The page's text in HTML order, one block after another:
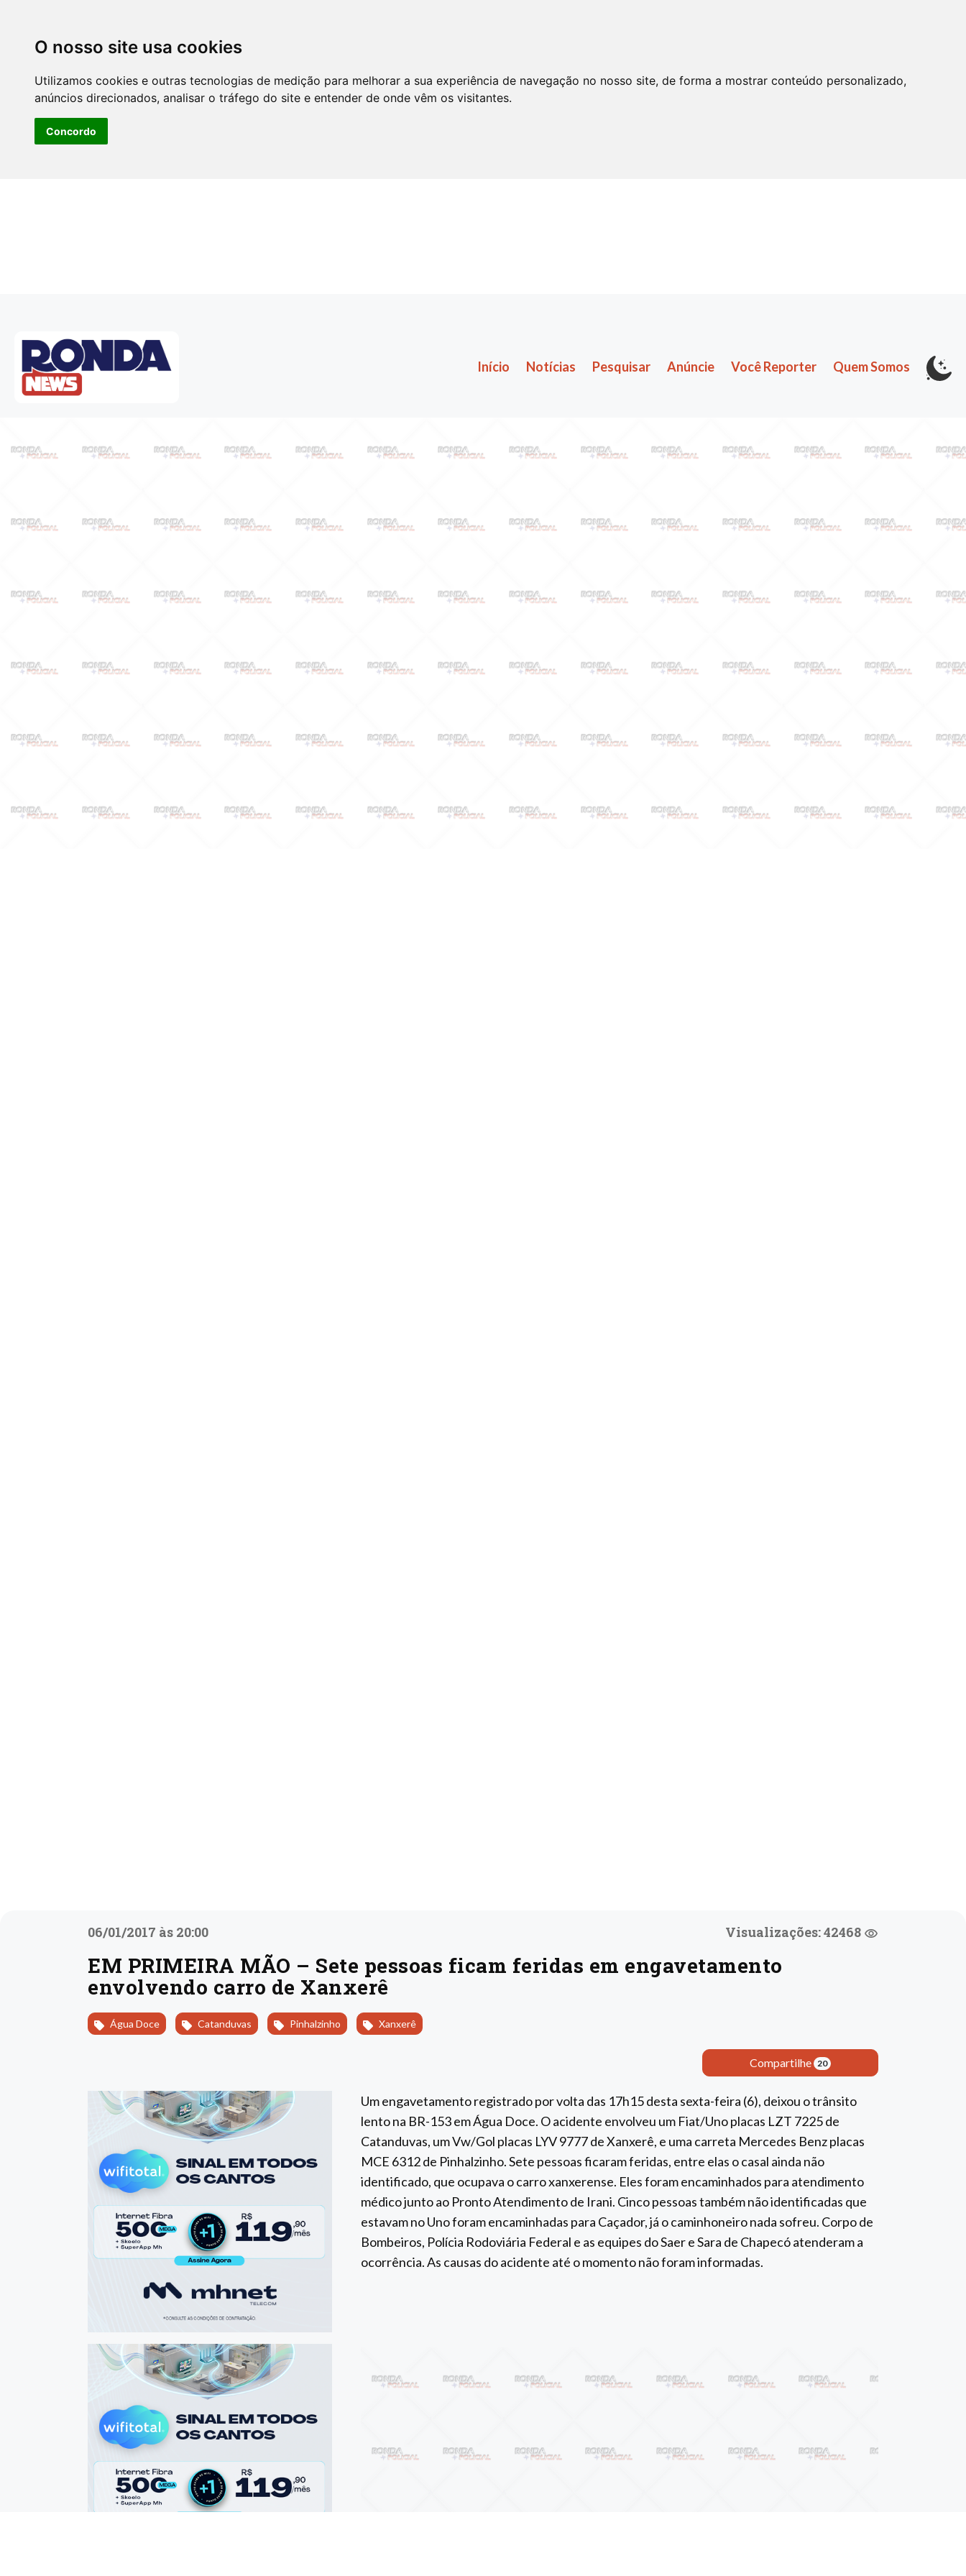
O nosso site usa cookies
Utilizamos cookies e outras tecnologias de medição para melhorar a sua experiência de navegação no nosso site, de forma a mostrar conteúdo personalizado,
anúncios direcionados, analisar o tráfego do site e entender de onde vêm os visitantes.
Concordo
Início Notícias Pesquisar Anúncie Você Reporter Quem Somos
06/01/2017 às 20:00 Visualizações: 42468
EM PRIMEIRA MÃO – Sete pessoas ficam feridas em engavetamento
envolvendo carro de Xanxerê
Água Doce Catanduvas Pinhalzinho Xanxerê
Compartilhe 20
Um engavetamento registrado por volta das 17h15 desta sexta-feira (6), deixou o trânsito
lento na BR-153 em Água Doce. O acidente envolveu um Fiat/Uno placas LZT 7225 de
Catanduvas, um Vw/Gol placas LYV 9777 de Xanxerê, e uma carreta Mercedes Benz placas
MCE 6312 de Pinhalzinho. Sete pessoas ficaram feridas, entre elas o casal ainda não
identificado, que ocupava o carro xanxerense. Eles foram encaminhados para atendimento
médico junto ao Pronto Atendimento de Irani. Cinco pessoas também não identificadas que
estavam no Uno foram encaminhadas para Caçador, já o caminhoneiro nada sofreu. Corpo de
Bombeiros, Polícia Rodoviária Federal e as equipes do Saer e Sara de Chapecó atenderam a
ocorrência. As causas do acidente até o momento não foram informadas.